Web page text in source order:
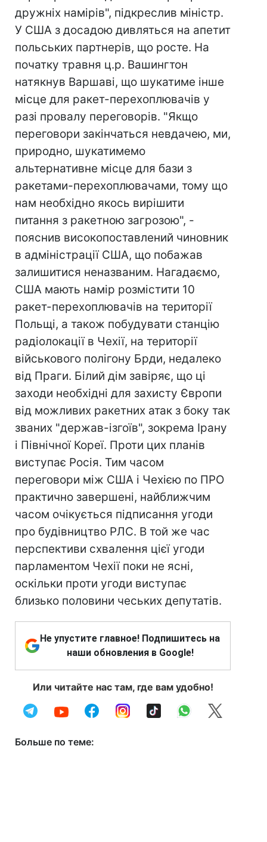
дружніх намірів", підкреслив міністр.
У США з досадою дивляться на апетит
польських партнерів, що росте. На
початку травня ц.р. Вашингтон
натякнув Варшаві, що шукатиме інше
місце для ракет-перехоплювачів у
разі провалу переговорів. "Якщо
переговори закінчаться невдачею, ми,
природно, шукатимемо
альтернативне місце для бази з
ракетами-перехоплювачами, тому що
нам необхідно якось вирішити
питання з ракетною загрозою", -
пояснив високопоставлений чиновник
в адміністрації США, що побажав
залишитися неназваним. Нагадаємо,
США мають намір розмістити 10
ракет-перехоплювачів на території
Польщі, а також побудувати станцію
радіолокації в Чехії, на території
військового полігону Брди, недалеко
від Праги. Білий дім завіряє, що ці
заходи необхідні для захисту Європи
від можливих ракетних атак з боку так
званих "держав-ізгоїв", зокрема Ірану
і Північної Кореї. Проти цих планів
виступає Росія. Тим часом
переговори між США і Чехією по ПРО
практично завершені, найближчим
часом очікується підписання угоди
про будівництво РЛС. В той же час
перспективи схвалення цієї угоди
парламентом Чехії поки не ясні,
оскільки проти угоди виступає
близько половини чеських депутатів.
Не упустите главное! Подпишитесь на
наши обновления в Google!
Или читайте нас там, где вам удобно!
Больше по теме: